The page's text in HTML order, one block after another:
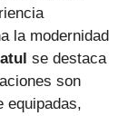
la modernidad
se destaca
son
equipadas,